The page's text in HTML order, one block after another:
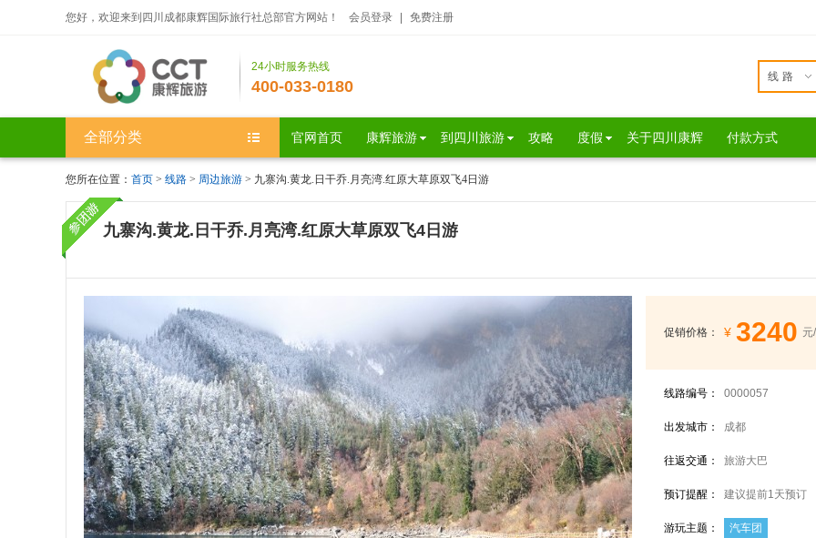
您好，欢迎来到四川成都康辉国际旅行社总部官方网站！ 会员登录 免费注册
24小时服务热线
400-033-0180
线路
全部分类 官网首页 康辉旅游 到四川旅游 攻略 度假 关于四川康辉 付款方式
您所在位置： 首页 > 线路 > 周边旅游 > 九寨沟.黄龙.日干乔.月亮湾.红原大草原双飞4日游
九寨沟.黄龙.日干乔.月亮湾.红原大草原双飞4日游
促销价格： ¥ 3240 元
线路编号： 0000057
出发城市： 成都
往返交通： 旅游大巴
预订提醒： 建议提前1天预订
游玩主题： 汽车团